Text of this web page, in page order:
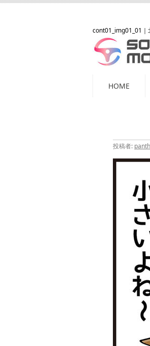
cont01_img01_01
コ
ツ
へ
HOME
投稿者: